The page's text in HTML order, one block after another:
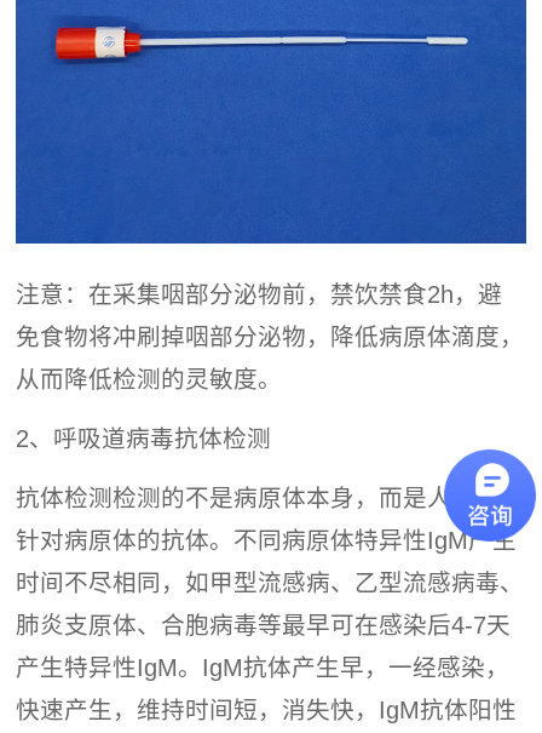
注意：在采集咽部分泌物前，禁饮禁食2h，避
免食物将冲刷掉咽部分泌物，降低病原体滴度，
从而降低检测的灵敏度。
2、呼吸道病毒抗体检测
抗体检测检测的不是病原体本身，而是人体产生
针对病原体的抗体。不同病原体特异性IgM产生
时间不尽相同，如甲型流感病、乙型流感病毒、
肺炎支原体、合胞病毒等最早可在感染后4-7天
产生特异性IgM。IgM抗体产生早，一经感染，
快速产生，维持时间短，消失快，IgM抗体阳性